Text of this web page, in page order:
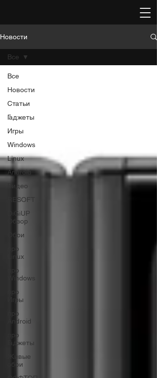
Новости
Все
Новости
Статьи
Гаджеты
Игры
Windows
Linux
Android
Видео
RESOFT
DiGiUP
Обзор
Обои
про
Linux
про
Windows
про
Игры
про
Android
про
Гаджеты
Живые
обои
Все